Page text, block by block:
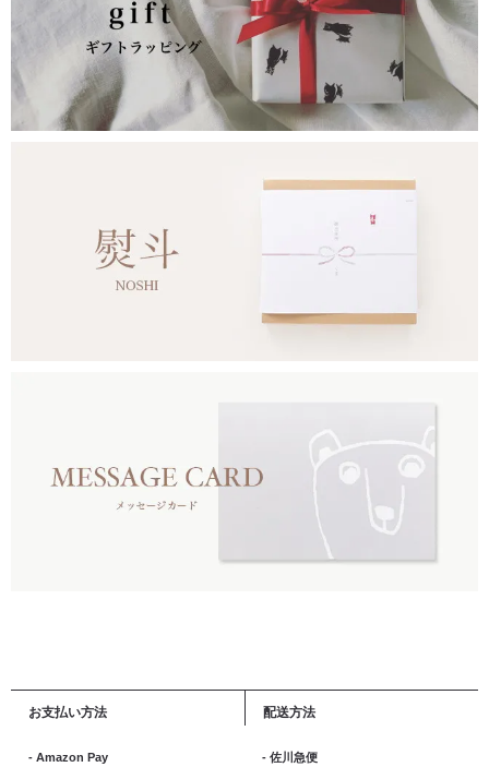
お支払い方法
- Amazon Pay
配送方法
- 佐川急便